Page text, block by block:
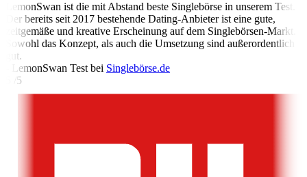
LemonSwan ist die mit Abstand beste Singlebörse in unserem Test.
Der bereits seit 2017 bestehende Dating-Anbieter ist eine gute,
zeitgemäße und kreative Erscheinung auf dem Singlebörsen-Markt.
Sowohl das Konzept, als auch die Umsetzung sind außerordentlich
gut.
- LemonSwan Test bei Singlebörse.de
5 /5